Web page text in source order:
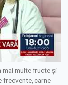
mai multe fructe și
frecvente, carne